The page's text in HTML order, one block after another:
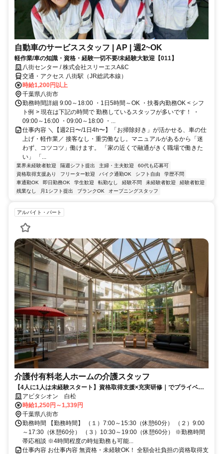
自動車のサービススタッフ | AP | 週2~OK
軽作業/車の知識・資格・経験一切不要/未経験大歓迎【011】
八街センター / 株式会社スリーエスA&C
交通・アクセス 八街駅（JR総武本線）
時給1,200円以上
千葉県八街市
勤務時間詳細 9:00～18:00 ・1日5時間～OK ・扶養内勤務OK < シフ
ト例 > 現在は下記の時間で 勤務しているスタッフが多いです！ ・
09:00～16:00 ・09:00～18:00 ・...
仕事内容 ＼【週2日〜/1日4h〜】「お掃除好き」が活かせる、車の仕
上げ・軽作業／ 接客なし・重労働なし。マニュアルがあるから「迷
わず、コツコツ」働けます。 「家の近くで融通がきく職場で働きた
い」 「...
業界未経験者歓迎 隔週シフト提出 主婦・主夫歓迎
60代も応募可
資格取得支援あり
フリーター歓迎 バイク通勤OK シフト自由
学歴不問
車通勤OK
即日勤務OK 学生歓迎 転勤なし 経験不問 未経験者歓迎
経験者歓迎
残業なし
月1シフト提出 ブランクOK オープニングスタッフ
アルバイト・パート
介護付有料老人ホームの介護スタッフ
【4人に1人は未経験スタート】資格取得支援×充実研修｜でプライベー
トとの両立も可能♪
アビタシオン 白松
時給1,250円～1,339円
千葉県八街市
勤務時間 【勤務時間】 （１）7:00～15:30（休憩60分） （２）9:00
～17:30（休憩60分） （３）10:30～19:00（休憩60分） ※勤務時間
帯応相談 ※4時間程度の時短勤務も可能...
仕事内容 お仕事内容 無資格・未経験OK！ 全額会社負担の資格取得支